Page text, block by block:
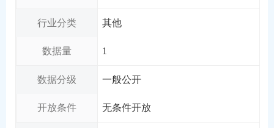
行业分类 其他
数据量 1
数据分级 一般公开
开放条件 无条件开放